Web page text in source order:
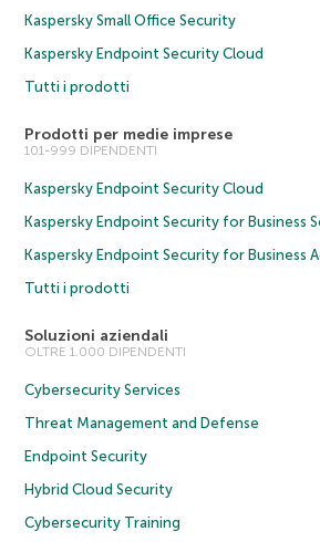
Kaspersky Small Office Security
Kaspersky Endpoint Security Cloud
Tutti i prodotti
Prodotti per medie imprese
101-999 DIPENDENTI
Kaspersky Endpoint Security Cloud
Kaspersky Endpoint Security for Business
Kaspersky Endpoint Security for Business
Tutti i prodotti
Soluzioni aziendali
OLTRE 1.000 DIPENDENTI
Cybersecurity Services
Threat Management and Defense
Endpoint Security
Hybrid Cloud Security
Cybersecurity Training